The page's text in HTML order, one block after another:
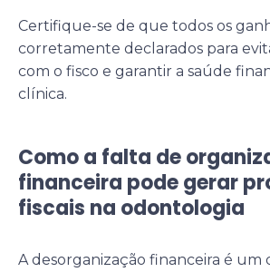
Certifique-se de que todos os
corretamente declarados para
com o fisco e garantir a saúde
clínica.
Como a falta de
financeira pode gerar
fiscais na odontologia
A desorganização financeira é um